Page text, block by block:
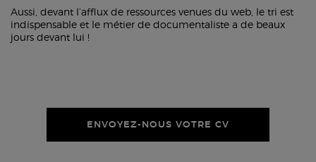
Aussi, devant l’afflux de ressources venues du web, le tri est
indispensable et le métier de documentaliste a de beaux
jours devant lui !
ENVOYEZ-NOUS VOTRE CV